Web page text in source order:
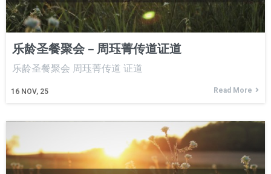
乐龄圣餐聚会 – 周珏菁传道证道
16 NOV, 25
乐龄圣餐聚会 周珏菁传道 证道
Read More